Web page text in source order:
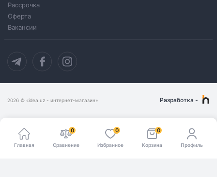
Рассрочка
Оферта
Вакансии
2026 © «idea.uz - интернет-магазин» Разработка -
Главная
0
Сравнение
0
Избранное
0
Корзина Профиль